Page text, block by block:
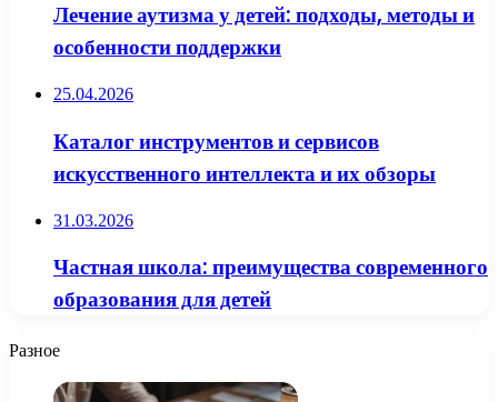
Лечение аутизма у детей: подходы, методы и
особенности поддержки
25.04.2026
Каталог инструментов и сервисов
искусственного интеллекта и их обзоры
31.03.2026
Частная школа: преимущества современного
образования для детей
Разное